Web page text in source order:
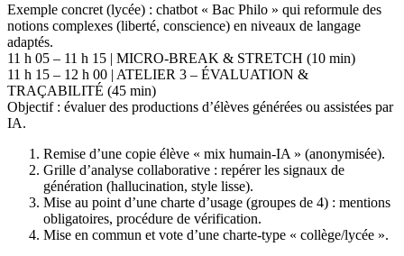
Exemple concret (lycée) : chatbot « Bac Philo » qui reformule des
notions complexes (liberté, conscience) en niveaux de langage
adaptés.
11 h 05 – 11 h 15 | MICRO-BREAK & STRETCH (10 min)
11 h 15 – 12 h 00 | ATELIER 3 – ÉVALUATION &
TRAÇABILITÉ (45 min)
Objectif : évaluer des productions d’élèves générées ou assistées par
IA.
Remise d’une copie élève « mix humain-IA » (anonymisée).
Grille d’analyse collaborative : repérer les signaux de
génération (hallucination, style lisse).
Mise au point d’une charte d’usage (groupes de 4) : mentions
obligatoires, procédure de vérification.
Mise en commun et vote d’une charte-type « collège/lycée ».